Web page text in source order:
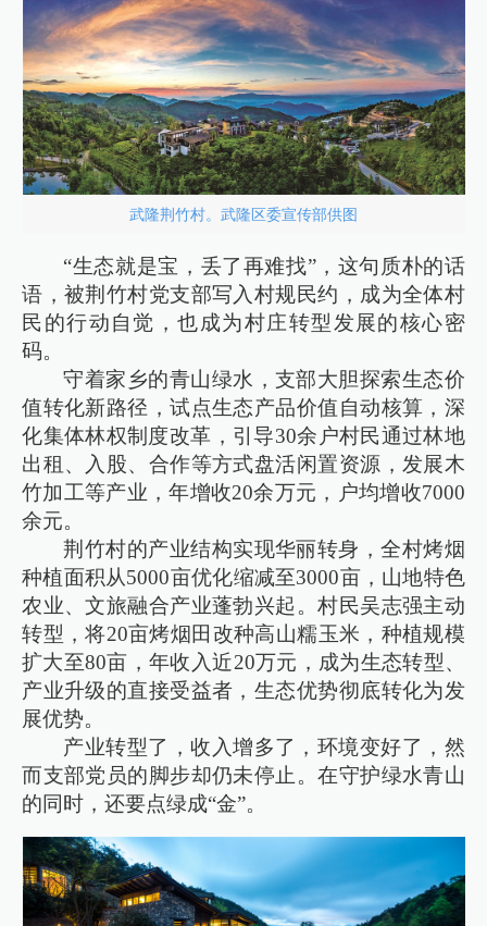
武隆荆竹村。武隆区委宣传部供图
“生态就是宝，丢了再难找”，这句质朴的话
语，被荆竹村党支部写入村规民约，成为全体村
民的行动自觉，也成为村庄转型发展的核心密
码。
守着家乡的青山绿水，支部大胆探索生态价
值转化新路径，试点生态产品价值自动核算，深
化集体林权制度改革，引导30余户村民通过林地
出租、入股、合作等方式盘活闲置资源，发展木
竹加工等产业，年增收20余万元，户均增收7000
余元。
荆竹村的产业结构实现华丽转身，全村烤烟
种植面积从5000亩优化缩减至3000亩，山地特色
农业、文旅融合产业蓬勃兴起。村民吴志强主动
转型，将20亩烤烟田改种高山糯玉米，种植规模
扩大至80亩，年收入近20万元，成为生态转型、
产业升级的直接受益者，生态优势彻底转化为发
展优势。
产业转型了，收入增多了，环境变好了，然
而支部党员的脚步却仍未停止。在守护绿水青山
的同时，还要点绿成“金”。